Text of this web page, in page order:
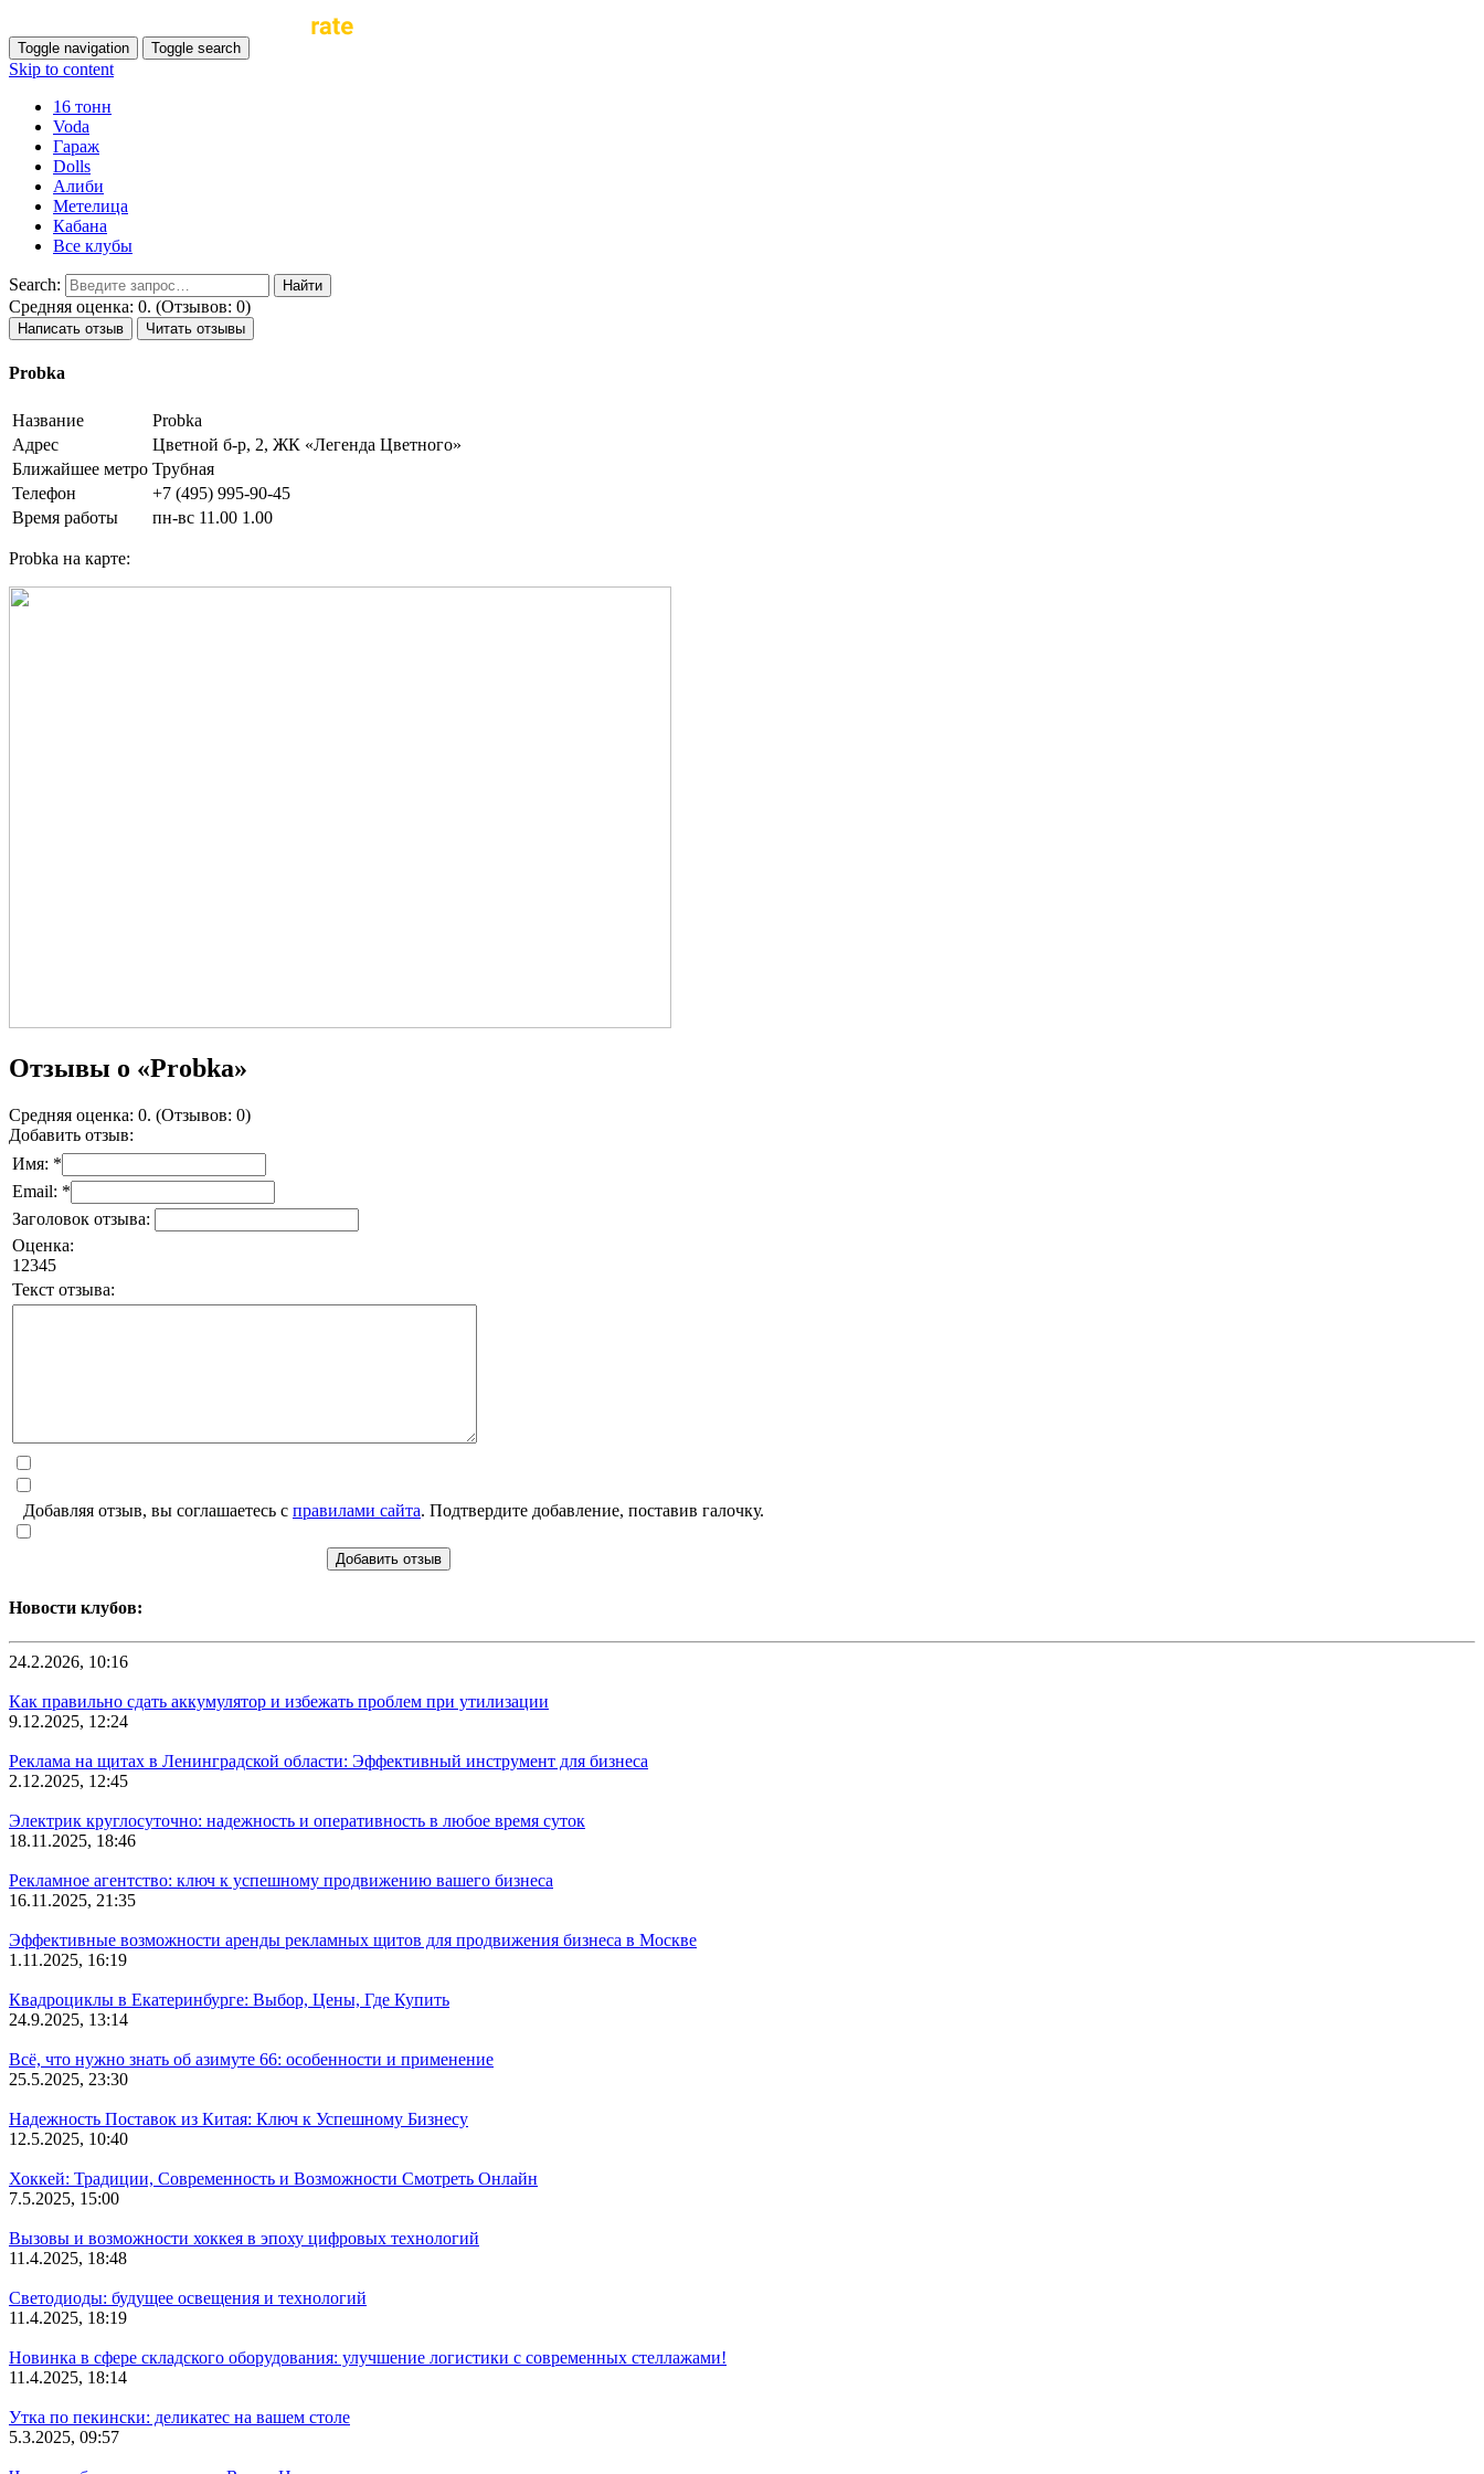
Toggle navigation Toggle search
Skip to content
16 тонн
Voda
Гараж
Dolls
Алиби
Метелица
Кабана
Все клубы
Search:
Средняя оценка: 0. (Отзывов: 0)
Написать отзыв Читать отзывы
Probka
Название
Probka
Адрес
Цветной б-р, 2, ЖК «Легенда Цветного»
Ближайшее метро Трубная
Телефон
+7 (495) 995-90-45
Время работы
пн-вс 11.00 1.00
Probka на карте:
Отзывы о «Probka»
Средняя оценка: 0. (Отзывов: 0)
Добавить отзыв:
Имя: *
Email: *
Заголовок отзыва:
Оценка:
1 2345
Текст отзыва:
Добавляя отзыв, вы соглашаетесь с правилами сайта. Подтвердите добавление, поставив галочку.
Добавить отзыв
Новости клубов:
24.2.2026, 10:16
Как правильно сдать аккумулятор и избежать проблем при утилизации
9.12.2025, 12:24
Реклама на щитах в Ленинградской области: Эффективный инструмент для бизнеса
2.12.2025, 12:45
Электрик круглосуточно: надежность и оперативность в любое время суток
18.11.2025, 18:46
Рекламное агентство: ключ к успешному продвижению вашего бизнеса
16.11.2025, 21:35
Эффективные возможности аренды рекламных щитов для продвижения бизнеса в Москве
1.11.2025, 16:19
Квадроциклы в Екатеринбурге: Выбор, Цены, Где Купить
24.9.2025, 13:14
Всё, что нужно знать об азимуте 66: особенности и применение
25.5.2025, 23:30
Надежность Поставок из Китая: Ключ к Успешному Бизнесу
12.5.2025, 10:40
Хоккей: Традиции, Современность и Возможности Смотреть Онлайн
7.5.2025, 15:00
Вызовы и возможности хоккея в эпоху цифровых технологий
11.4.2025, 18:48
Светодиоды: будущее освещения и технологий
11.4.2025, 18:19
Новинка в сфере складского оборудования: улучшение логистики с современных стеллажами!
11.4.2025, 18:14
Утка по пекински: деликатес на вашем столе
5.3.2025, 09:57